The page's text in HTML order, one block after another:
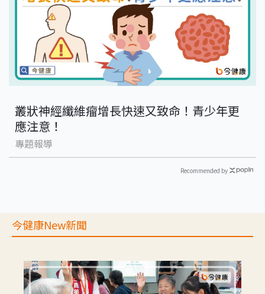
叢狀神經纖維瘤增長快速又致命！青少年更
應注意！
專題報導
Recommended by
今健康New新聞